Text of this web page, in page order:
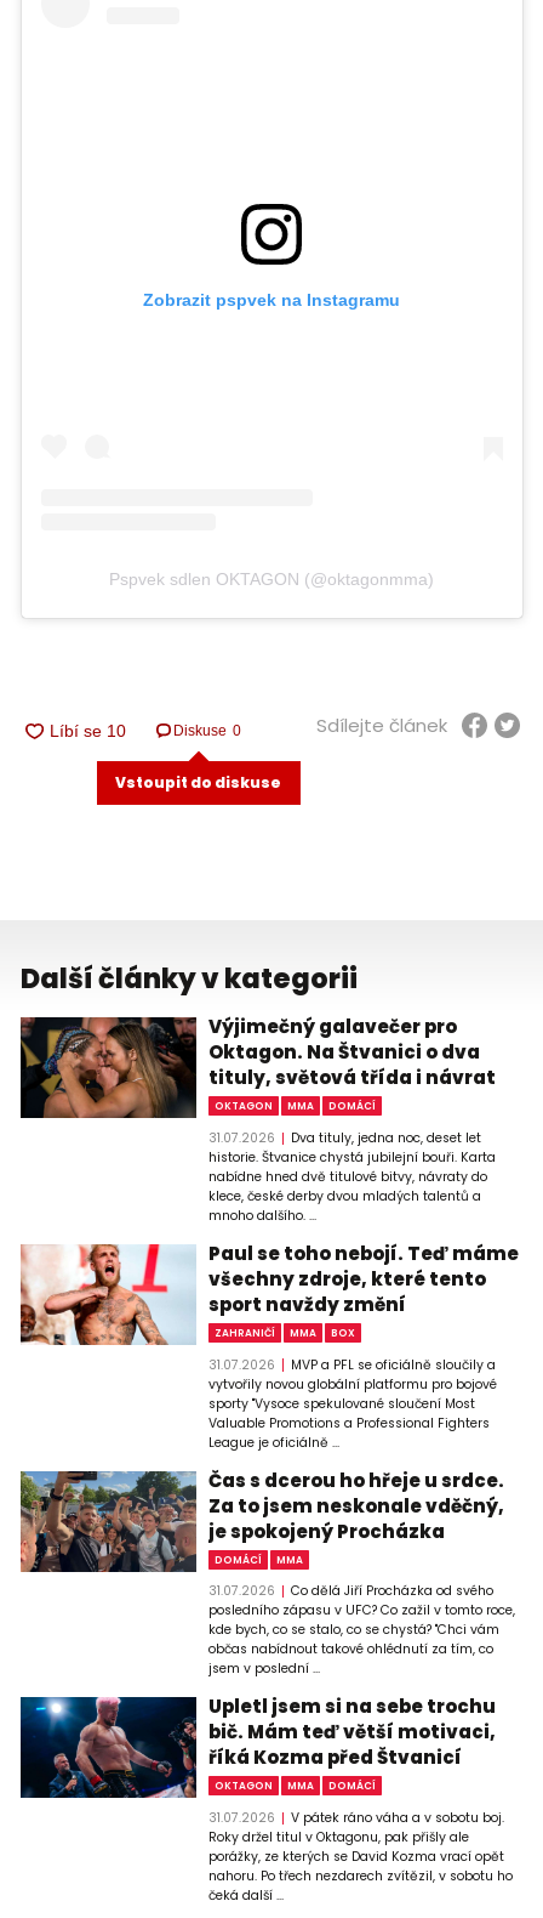
Zobrazit pspvek na Instagramu
Pspvek sdlen OKTAGON (@oktagonmma)
Diskuse 0
Vstoupit do diskuse
Sdílejte článek
Další články v kategorii
Výjimečný galavečer pro
Oktagon. Na Štvanici o dva
tituly, světová třída i návrat
OKTAGON MMA DOMÁCÍ
31.07.2026
Dva tituly, jedna noc, deset let
historie. Štvanice chystá jubilejní bouři. Karta
nabídne hned dvě titulové bitvy, návraty do
klece, české derby dvou mladých talentů a
mnoho dalšího. ...
Paul se toho nebojí. Teď máme
všechny zdroje, které tento
sport navždy změní
ZAHRANIČÍ MMA BOX
31.07.2026
MVP a PFL se oficiálně sloučily a
vytvořily novou globální platformu pro bojové
sporty "Vysoce spekulované sloučení Most
Valuable Promotions a Professional Fighters
League je oficiálně ...
Čas s dcerou ho hřeje u srdce.
Za to jsem neskonale vděčný,
je spokojený Procházka
DOMÁCÍ MMA
31.07.2026
Co dělá Jiří Procházka od svého
posledního zápasu v UFC? Co zažil v tomto roce,
kde bych, co se stalo, co se chystá? "Chci vám
občas nabídnout takové ohlédnutí za tím, co
jsem v poslední ...
Upletl jsem si na sebe trochu
bič. Mám teď větší motivaci,
říká Kozma před Štvanicí
OKTAGON MMA DOMÁCÍ
31.07.2026
V pátek ráno váha a v sobotu boj.
Roky držel titul v Oktagonu, pak přišly ale
porážky, ze kterých se David Kozma vrací opět
nahoru. Po třech nezdarech zvítězil, v sobotu ho
čeká další ...